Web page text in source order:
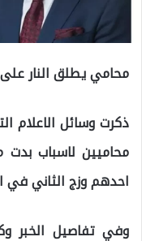
محامي يطلق النار
ذكرت وسائل الاعلام
محاميين لاسباب
احدهم وزج الثاني
وفي تفاصيل الخبر